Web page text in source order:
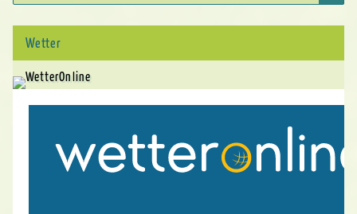
Wetter